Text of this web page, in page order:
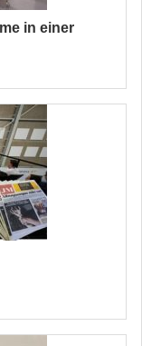
in einer